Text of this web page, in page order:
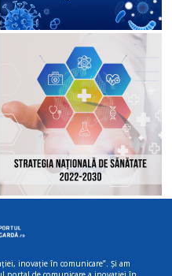
inovație în comunicare”. Și am